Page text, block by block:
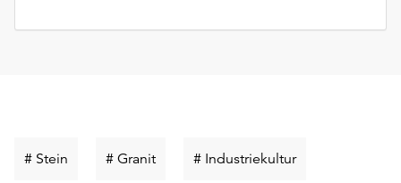
# Stein Schlüsselwort
# GranitSchlüsselwort
# IndustriekulturSchlüsselwort